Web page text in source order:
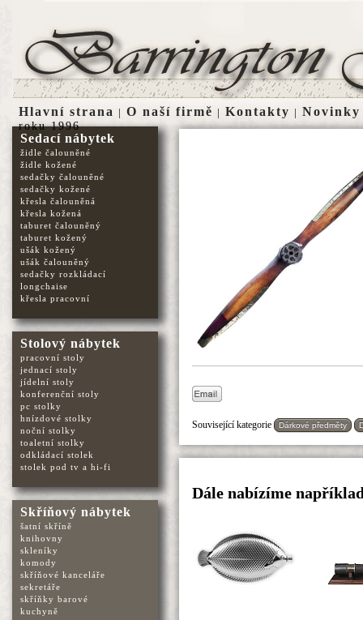
Související kategorie Dárkové předměty
Dále nabízíme
Sedací nábytek
židle čalouněné
židle kožené
sedačky čalouněné
sedačky kožené
křesla čalouněná
křesla kožená
taburet čalouněný
taburet kožený
ušák kožený
ušák čalouněný
sedačky rozkládací
longchaise
křesla pracovní
Stolový nábytek
pracovní stoly
jednací stoly
jídelní stoly
konferenční stoly
pc stolky
hnízdové stolky
noční stolky
toaletní stolky
odkládací stolek
stolek pod tv a hi-fi
Skříňový nábytek
šatní skříně
knihovny
skleníky
komody
skříňové kanceláře
sekretáře
skříňky barové
kuchyně
Hlavní strana | O naší firmě | Kontakty | Novinky
roku 1996